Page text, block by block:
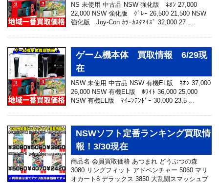
NS 未使用 中古品 NSW 強化版 ﾈｵﾝ 27,000
22,000 NSW 強化版 ｸﾞﾚｰ 26,500 21,500 NSW
強化版 Joy-Con ｶﾗｰｶｽﾀﾏｲｽﾞ 32,000 27 …
ゲーム機本体 買取情報 6/29現
在
NSW 未使用 中古品 NSW 有機EL版 ﾈｵﾝ 37,000
26,000 NSW 有機EL版 ﾎﾜｲﾄ 36,000 25,000
NSW 有機EL版 ﾏｲﾆﾝﾃﾝﾄﾞｰ 30,000 23,5 …
NSWソフト定番ランキング買取情
報！3/30現在
商品名 会員買取価格 あつまれ どうぶつの森
3080 リングフィット アドベンチャー 5060 マリ
オカート8 デラックス 3850 大乱闘スマッシュブ